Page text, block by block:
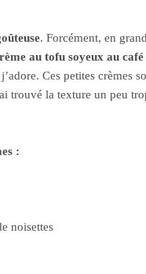
. Forcément, en
au tofu soyeux au café
Ces petites crèmes
trouvé la texture un peu
:
noisettes